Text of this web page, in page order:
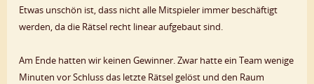
Etwas unschön ist, dass nicht alle Mitspieler immer beschäftigt
werden, da die Rätsel recht linear aufgebaut sind.
Am Ende hatten wir keinen Gewinner. Zwar hatte ein Team wenige
Minuten vor Schluss das letzte Rätsel gelöst und den Raum